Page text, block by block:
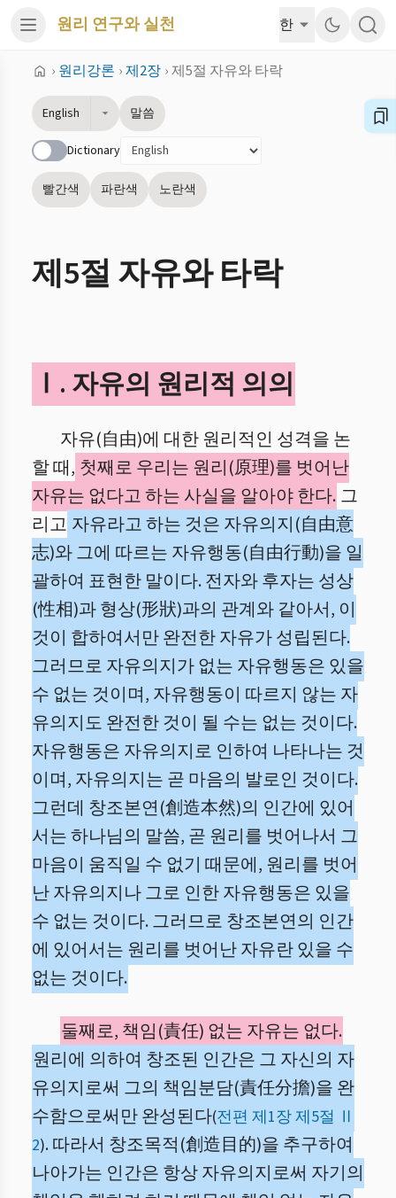
원리 연구와 실천 한
› 원리강론 ›제2장 ›제5절 자유와 타락
English 말씀
Dictionary
빨간색 파란색 노란색
제5절 자유와 타락
Ⅰ. 자유의 원리적 의의
자유(自由)에 대한 원리적인 성격을 논
할 때, 첫째로 우리는 원리(原理)를 벗어난
자유는 없다고 하는 사실을 알아야 한다. 그
리고 자유라고 하는 것은 자유의지(自由意
志)와 그에 따르는 자유행동(自由行動)을 일
괄하여 표현한 말이다. 전자와 후자는 성상
(性相)과 형상(形狀)과의 관계와 같아서, 이
것이 합하여서만 완전한 자유가 성립된다.
그러므로 자유의지가 없는 자유행동은 있을
수 없는 것이며, 자유행동이 따르지 않는 자
유의지도 완전한 것이 될 수는 없는 것이다.
자유행동은 자유의지로 인하여 나타나는 것
이며, 자유의지는 곧 마음의 발로인 것이다.
그런데 창조본연(創造本然)의 인간에 있어
서는 하나님의 말씀, 곧 원리를 벗어나서 그
마음이 움직일 수 없기 때문에, 원리를 벗어
난 자유의지나 그로 인한 자유행동은 있을
수 없는 것이다. 그러므로 창조본연의 인간
에 있어서는 원리를 벗어난 자유란 있을 수
없는 것이다.
둘째로, 책임(責任) 없는 자유는 없다.
원리에 의하여 창조된 인간은 그 자신의 자
유의지로써 그의 책임분담(責任分擔)을 완
수함으로써만 완성된다(전편 제1장 제5절 Ⅱ
2). 따라서 창조목적(創造目的)을 추구하여
나아가는 인간은 항상 자유의지로써 자기의